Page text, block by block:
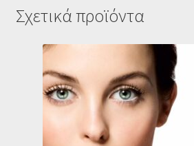
Σχετικά προϊόντα